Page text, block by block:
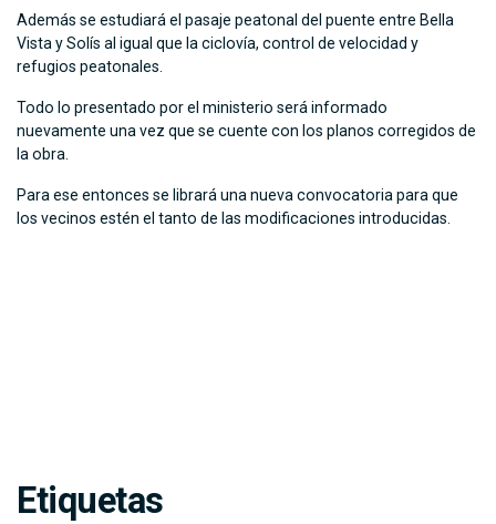
Además se estudiará el pasaje peatonal del puente entre Bella
Vista y Solís al igual que la ciclovía, control de velocidad y
refugios peatonales.
Todo lo presentado por el ministerio será informado
nuevamente una vez que se cuente con los planos corregidos de
la obra.
Para ese entonces se librará una nueva convocatoria para que
los vecinos estén el tanto de las modificaciones introducidas.
Etiquetas